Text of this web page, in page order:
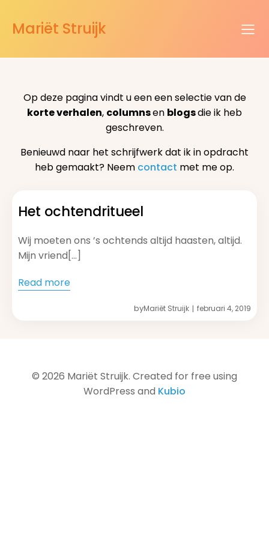
Mariët Struijk
Op deze pagina vindt u een een selectie van de
korte verhalen, columnsen blogsdie ik heb
geschreven.
Benieuwd naar het schrijfwerk dat ik in opdracht
heb gemaakt? Neem contact met me op.
Het ochtendritueel
Wij moeten ons ’s ochtends altijd haasten, altijd.
Mijn vriend[…]
Read more
byMariët Struijk | februari 4, 2019
© 2026 Mariët Struijk. Created for free using
WordPress and Kubio